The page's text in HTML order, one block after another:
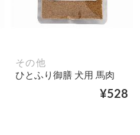
その他
ひとふり御膳 犬用 馬肉
¥528